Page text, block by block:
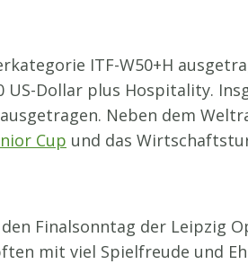
ITF-W50+H
Dollar plus Hospitality.
Neben dem
Cup und das
Finalsonntag der Leipzig
mit viel Spielfreude und